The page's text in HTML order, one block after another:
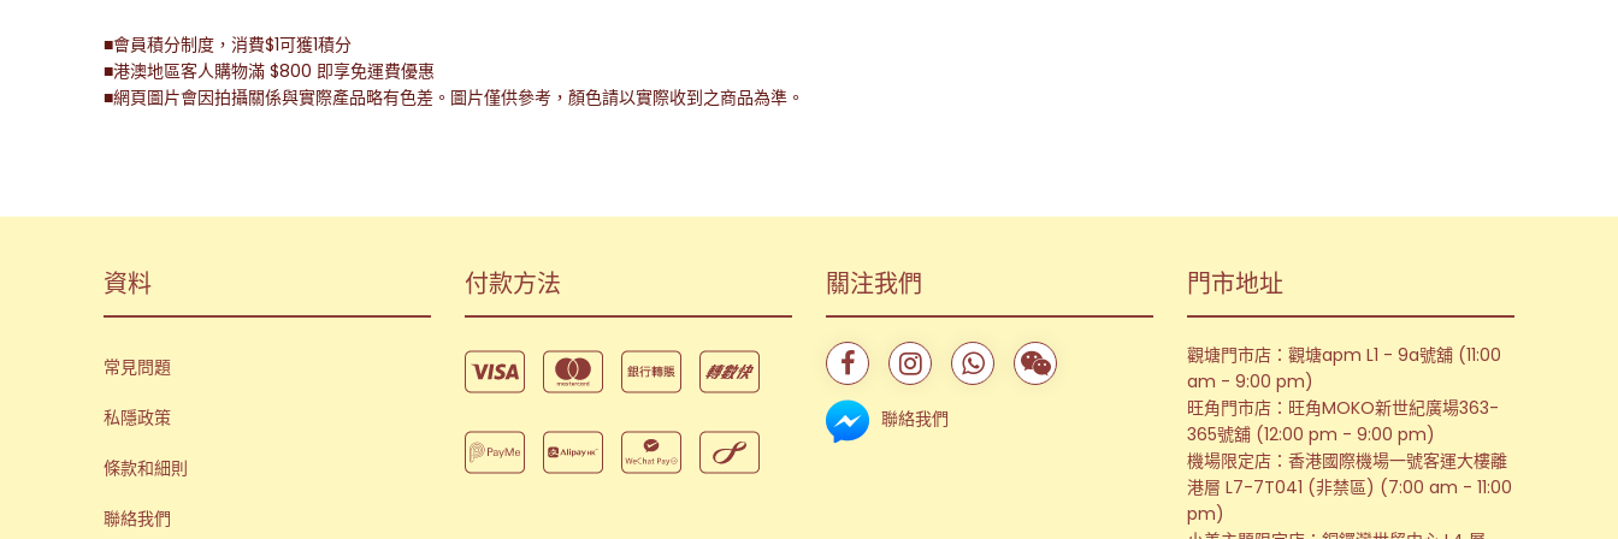
■會員積分制度，消費$1可獲1積分
■港澳地區客人購物滿 $800 即享免運費優惠
■網頁圖片會因拍攝關係與實際產品略有色差。圖片僅供參考，顏色請以實際收到之商品為準。
資料
常見問題
私隱政策
條款和細則
聯絡我們
付款方法 關注我們
聯絡我們
門市地址
觀塘門市店：觀塘apm L1 - 9a號舖 (11:00
am - 9:00 pm)
旺角門市店：旺角MOKO新世紀廣場363-
365號舖 (12:00 pm - 9:00 pm)
機場限定店：香港國際機場一號客運大樓離
港層 L7-7T041 (非禁區) (7:00 am - 11:00
pm)